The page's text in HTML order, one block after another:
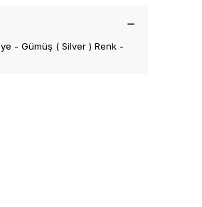
- Gümüş ( Silver ) Renk -